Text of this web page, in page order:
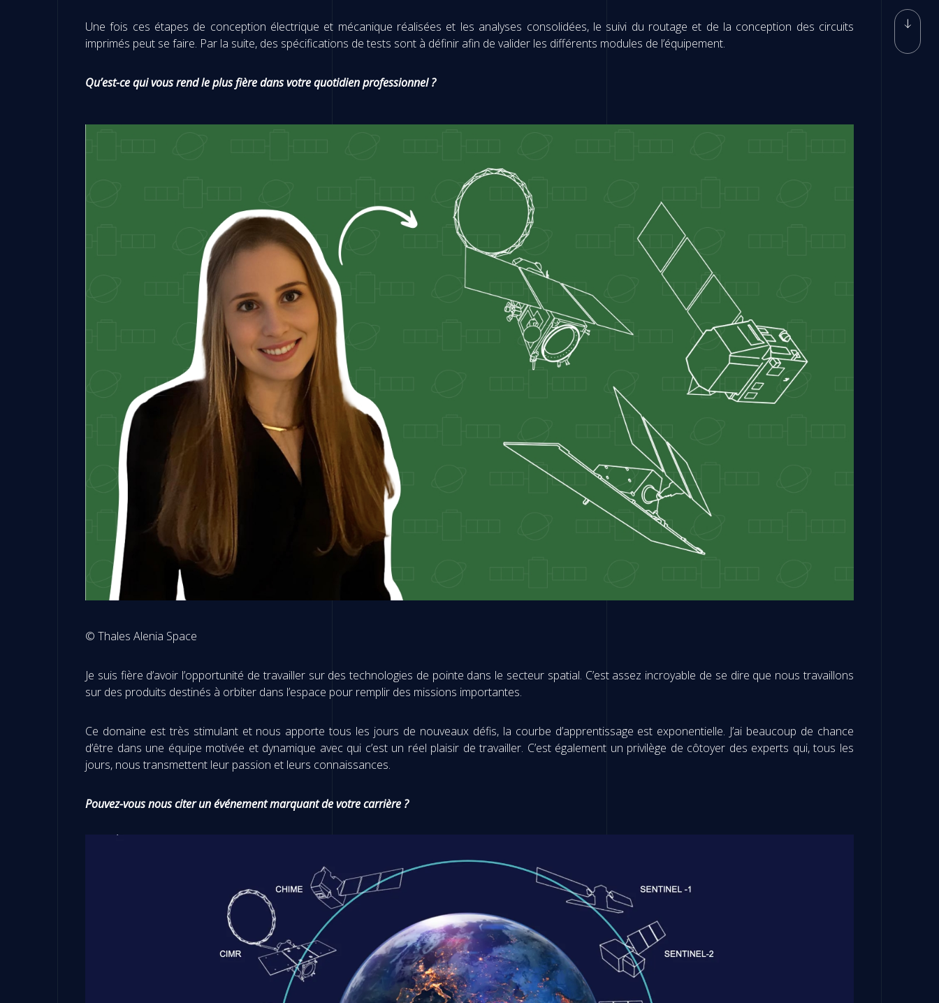
Une fois ces étapes de conception électrique et mécanique réalisées et les analyses consolidées, le suivi du routage et de la conception des circuits
imprimés peut se faire. Par la suite, des spécifications de tests sont à définir afin de valider les différents modules de l’équipement.
Qu’est-ce qui vous rend le plus fière dans votre quotidien professionnel ?
© Thales Alenia Space
Je suis fière d’avoir l’opportunité de travailler sur des technologies de pointe dans le secteur spatial. C’est assez incroyable de se dire que nous travaillons
sur des produits destinés à orbiter dans l’espace pour remplir des missions importantes.
Ce domaine est très stimulant et nous apporte tous les jours de nouveaux défis, la courbe d’apprentissage est exponentielle. J’ai beaucoup de chance
d’être dans une équipe motivée et dynamique avec qui c’est un réel plaisir de travailler. C’est également un privilège de côtoyer des experts qui, tous les
jours, nous transmettent leur passion et leurs connaissances.
Pouvez-vous nous citer un événement marquant de votre carrière ?